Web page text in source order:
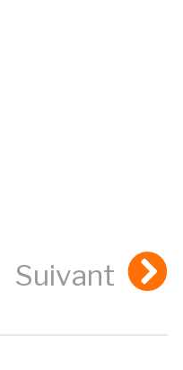
Suivant